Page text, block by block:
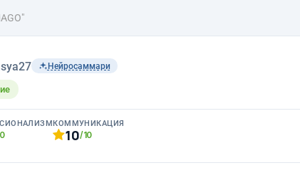
Нейросаммари
КОММУНИКАЦИЯ
10/10